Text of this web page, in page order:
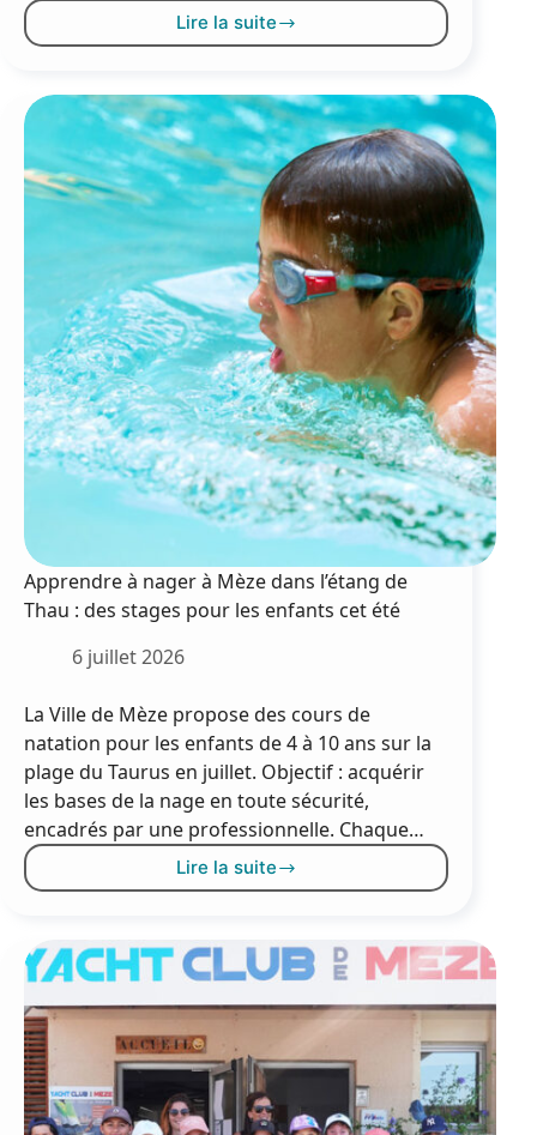
Lire la suite
Beach
la
plagette
Apprendre à nager à Mèze dans l’étang de
Thau : des stages pour les enfants cet été
6 juillet 2026
La Ville de Mèze propose des cours de
natation pour les enfants de 4 à 10 ans sur la
plage du Taurus en juillet. Objectif : acquérir
les bases de la nage en toute sécurité,
encadrés par une professionnelle. Chaque…
Lire la suiteApprendre
Mèze
dans
de
Thau